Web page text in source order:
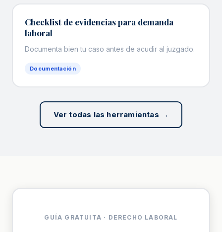
Checklist de evidencias para demanda
laboral
Documenta bien tu caso antes de acudir al juzgado.
Documentación
Ver todas las herramientas →
GUÍA GRATUITA · DERECHO LABORAL